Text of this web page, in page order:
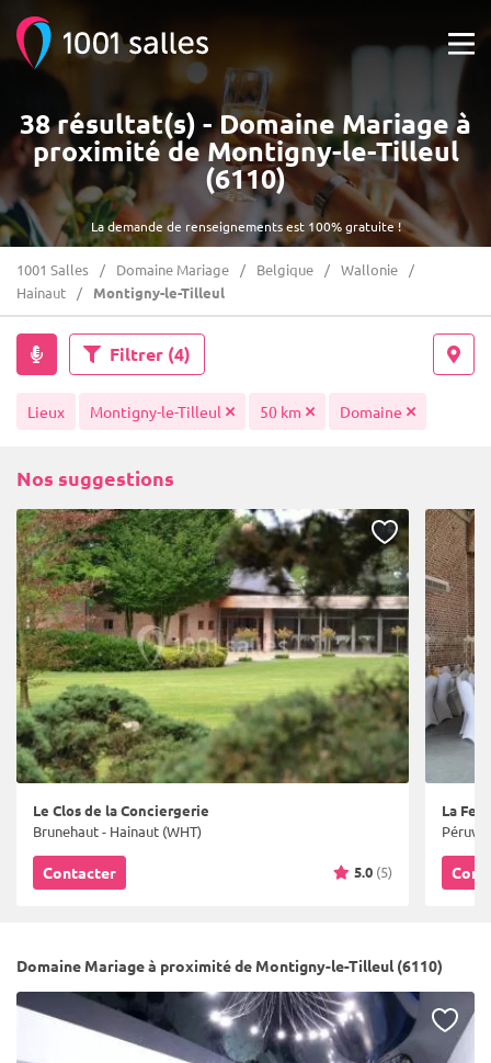
La demande de renseignements est 100% gratuite !
38 résultat(s) - Domaine Mariage à
proximité de Montigny-le-Tilleul
(6110)
1001 Salles Domaine Mariage Belgique
Wallonie
Hainaut
Montigny-le-Tilleul
Filtrer (4)
Lieux Montigny-le-Tilleul 50 km Domaine
Nos suggestions
Le Clos de la Conciergerie
Brunehaut - Hainaut (WHT)
Contacter 5.0 (5)
La
Domaine Mariage à proximité de Montigny-le-Tilleul (6110)